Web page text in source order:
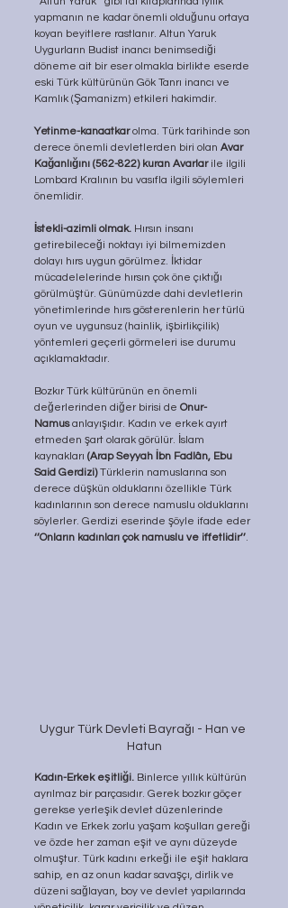
yapmanın ne kadar önemli olduğunu ortaya
koyan beyitlere rastlanır. Altun Yaruk
Uygurların Budist inancı benimsediği
döneme ait bir eser olmakla birlikte eserde
eski Türk kültürünün Gök Tanrı inancı ve
Kamlık (Şamanizm) etkileri hakimdir.
Yetinme-kanaatkar olma. Türk tarihinde son
derece önemli devletlerden biri olan Avar
Kağanlığını (562-822) kuran Avarlar ile ilgili
Lombard Kralının bu vasıfla ilgili söylemleri
önemlidir.
İstekli-azimli olmak. Hırsın insanı
getirebileceği noktayı iyi bilmemizden
dolayı hırs uygun görülmez. İktidar
mücadelelerinde hırsın çok öne çıktığı
görülmüştür. Günümüzde dahi devletlerin
yönetimlerinde hırs gösterenlerin her türlü
oyun ve uygunsuz (hainlik, işbirlikçilik)
yöntemleri geçerli görmeleri ise durumu
açıklamaktadır.
Bozkır Türk kültürünün en önemli
değerlerinden diğer birisi de Onur-
Namus anlayışıdır. Kadın ve erkek ayırt
etmeden şart olarak görülür. İslam
kaynakları (Arap Seyyah İbn Fadlân, Ebu
Said Gerdizi) Türklerin namuslarına son
derece düşkün olduklarını özellikle Türk
kadınlarının son derece namuslu olduklarını
söylerler. Gerdizi eserinde şöyle ifade eder
‘’Onların kadınları çok namuslu ve iffetlidir’’.
Uygur Türk Devleti Bayrağı - Han ve
Hatun
Kadın-Erkek eşitliği. Binlerce yıllık kültürün
ayrılmaz bir parçasıdır. Gerek bozkır göçer
gerekse yerleşik devlet düzenlerinde
Kadın ve Erkek zorlu yaşam koşulları gereği
ve özde her zaman eşit ve aynı düzeyde
olmuştur. Türk kadını erkeği ile eşit haklara
sahip, en az onun kadar savaşçı, dirlik ve
düzeni sağlayan, boy ve devlet yapılarında